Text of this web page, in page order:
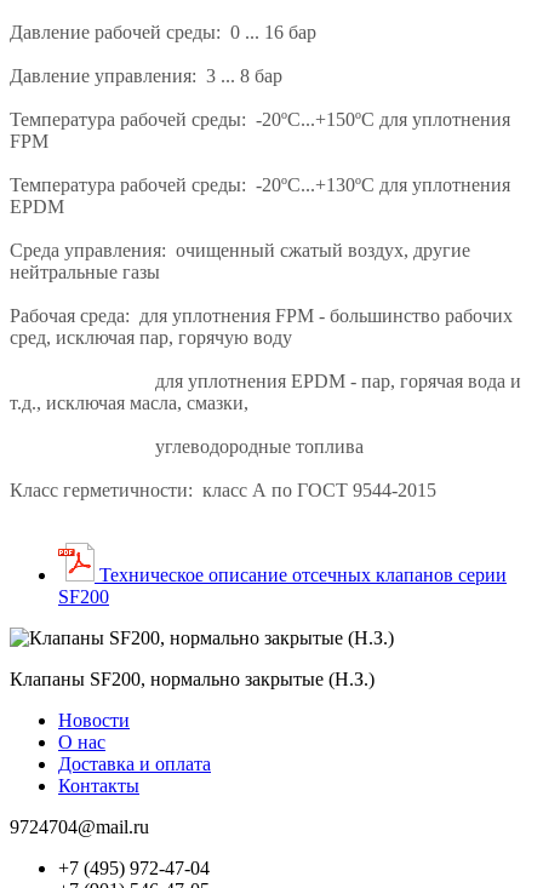
Давление рабочей среды: 0 ... 16 бар
Давление управления: 3 ... 8 бар
Температура рабочей среды: -20ºС...+150ºС для уплотнения
FPM
Температура рабочей среды: -20ºС...+130ºС для уплотнения
EPDM
Среда управления: очищенный сжатый воздух, другие
нейтральные газы
Рабочая среда: для уплотнения FPM - большинство рабочих
сред, исключая пар, горячую воду
для уплотнения EPDM - пар, горячая вода и
т.д., исключая масла, смазки,
углеводородные топлива
Класс герметичности: класс А по ГОСТ 9544-2015
Техническое описание отсечных клапанов серии
SF200
Клапаны SF200, нормально закрытые (Н.З.)
Новости
О нас
Доставка и оплата
Контакты
9724704@mail.ru
+7 (495) 972-47-04